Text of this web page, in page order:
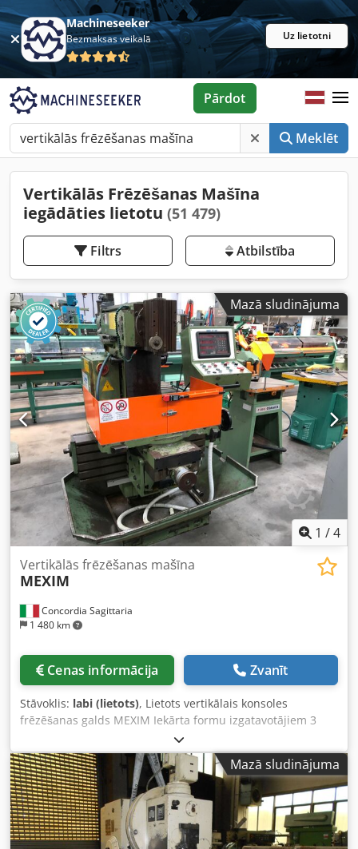
Machineseeker
Bezmaksas veikalā Uz lietotni
Meklēt
Pārdot
Vertikālās Frēzēšanas Mašīna
iegādāties lietotu (51 479)
Filtrs Atbilstība
Mazā sludinājuma
1 /4
Concordia Sagittaria
1 480 km
Vertikālās frēzēšanas mašīna
MEXIM
Cenas informācija Zvanīt
Stāvoklis: labi (lietots), Lietots vertikālais konsoles
frēzēšanas galds MEXIM Iekārta formu izgatavotājiem 3
asu digitālais indikators WIZARD Dcodpfx Agog Np Ens Usk
Regulējama galviņa Galds: 660 x 360 mm Vārpstas
apgriezieni: 20 – 1600 apgr./min
Mazā sludinājuma